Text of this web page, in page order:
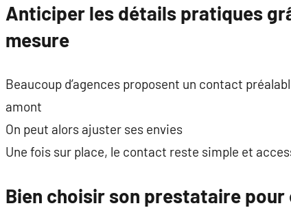
Anticiper les détails pratiques
mesure
Beaucoup d’agences proposent un contact
amont
On peut alors ajuster ses envies
Une fois sur place, le contact reste simple et
Bien choisir son prestataire